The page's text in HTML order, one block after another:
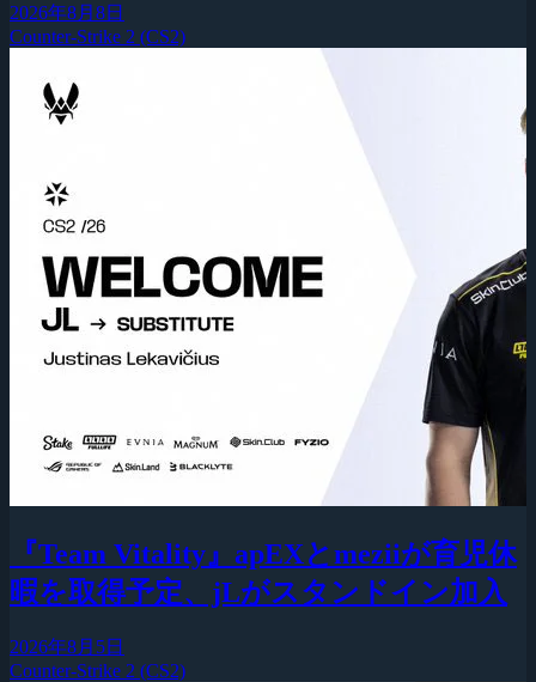
2026年8月8日
Counter-Strike 2 (CS2)
『Team Vitality』apEXとmeziiが育児休
暇を取得予定、jLがスタンドイン加入
2026年8月5日
Counter-Strike 2 (CS2)